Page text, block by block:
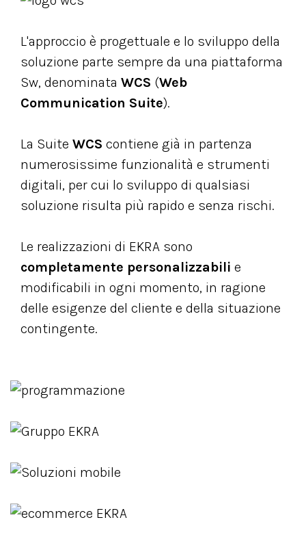
L'approccio è progettuale e lo sviluppo della
soluzione parte sempre da una piattaforma
Sw, denominata WCS (Web
Communication Suite).
La Suite WCS contiene già in partenza
numerosissime funzionalità e strumenti
digitali, per cui lo sviluppo di qualsiasi
soluzione risulta più rapido e senza rischi.
Le realizzazioni di EKRA sono
completamente personalizzabili e
modificabili in ogni momento, in ragione
delle esigenze del cliente e della situazione
contingente.